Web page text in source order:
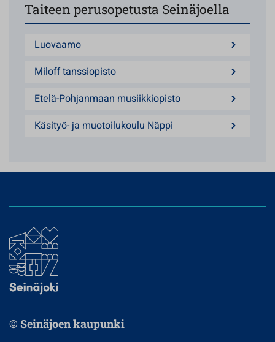
Taiteen perusopetusta Seinäjoella
Luovaamo
Miloff tanssiopisto
Etelä-Pohjanmaan musiikkiopisto
Käsityö- ja muotoilukoulu Näppi
© Seinäjoen kaupunki